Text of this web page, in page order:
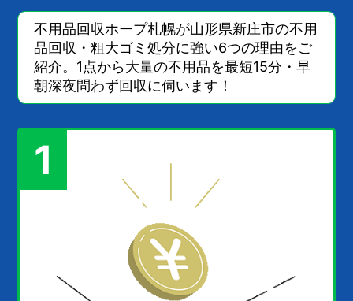
不用品回収ホープ札幌が山形県新庄市の不用
品回収・粗大ゴミ処分に強い6つの理由をご
紹介。1点から大量の不用品を最短15分・早
朝深夜問わず回収に伺います！
1